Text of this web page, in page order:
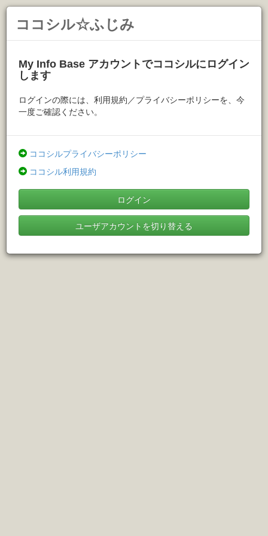
ココシル☆ふじみ
My Info Base アカウントでココシルにログイン
します
ログインの際には、利用規約／プライバシーポリシーを、今
一度ご確認ください。
ココシルプライバシーポリシー
ココシル利用規約
ログイン
ユーザアカウントを切り替える